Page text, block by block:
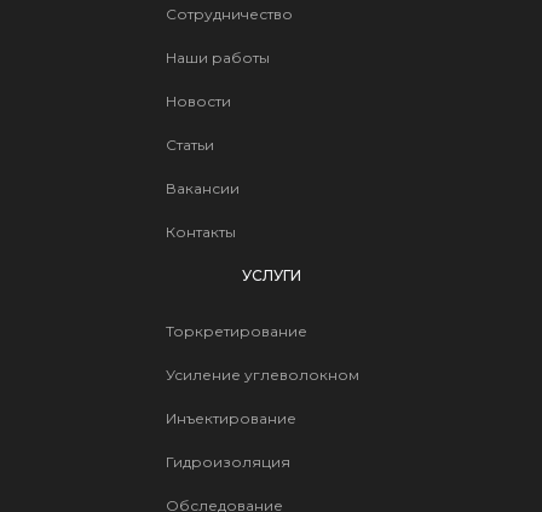
Сотрудничество
Наши работы
Новости
Статьи
Вакансии
Контакты
УСЛУГИ
Торкретирование
Усиление углеволокном
Инъектирование
Гидроизоляция
Обследование